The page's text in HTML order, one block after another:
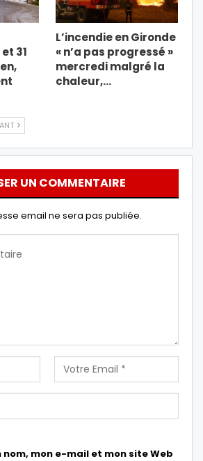
31
L’incendie en Gironde
« n’a pas progressé »
mercredi malgré la
chaleur,…
UN COMMENTAIRE
email ne sera pas publiée.
nom, mon e-mail et mon site Web